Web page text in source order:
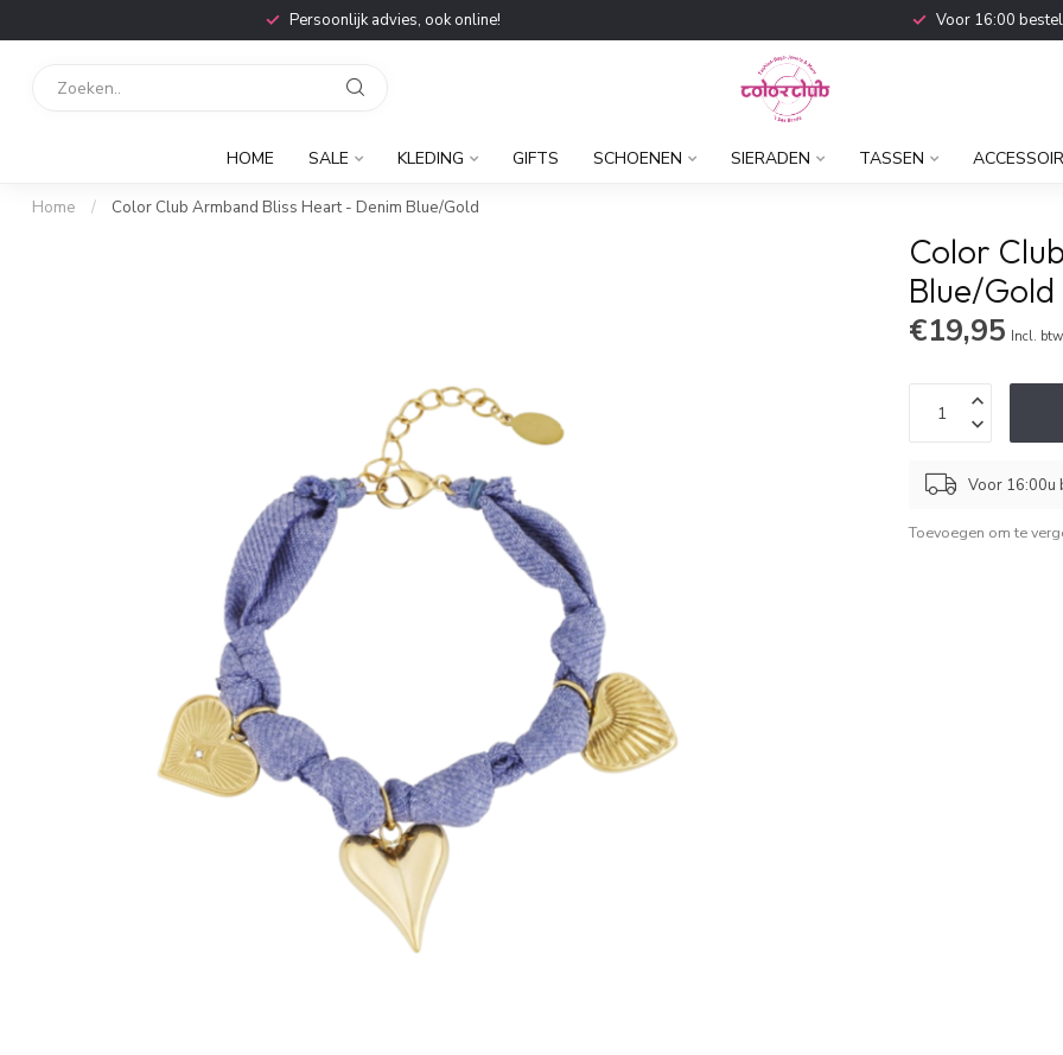
Persoonlijk advies, ook online! Voor 16:00
HOME SALE KLEDING GIFTS SCHOENEN SIERADEN TASSEN
Home / Color Club Armband Bliss Heart - Denim Blue/Gold
Color
Blue/Gold
€19,95 Incl. btw
Voor 16:00u
Toevoegen om te